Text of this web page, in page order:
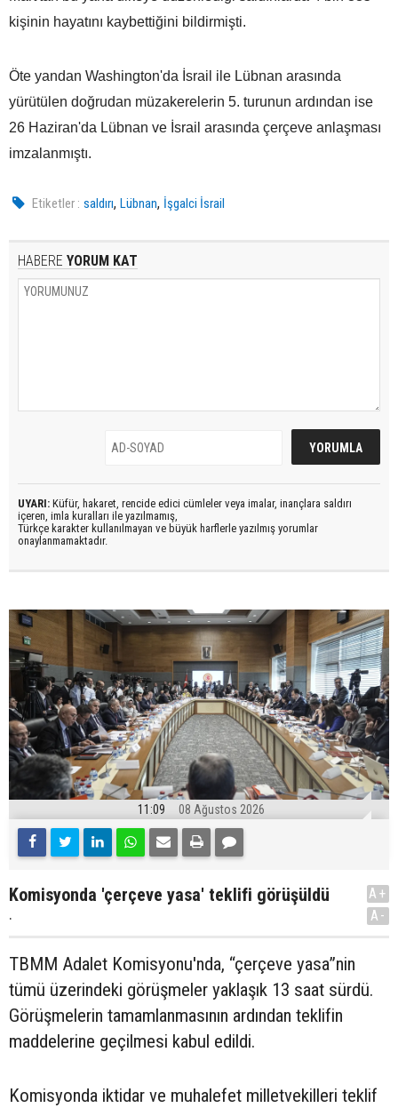
kişinin hayatını kaybettiğini bildirmişti.
Öte yandan Washington'da İsrail ile Lübnan arasında
yürütülen doğrudan müzakerelerin 5. turunun ardından ise
26 Haziran'da Lübnan ve İsrail arasında çerçeve anlaşması
imzalanmıştı.
Etiketler : saldırı,Lübnan, İşgalci İsrail
HABERE YORUM KAT
UYARI: Küfür, hakaret, rencide edici cümleler veya imalar, inançlara saldırı
içeren, imla kuralları ile yazılmamış,
Türkçe karakter kullanılmayan ve büyük harflerle yazılmış yorumlar
onaylanmamaktadır.
11:09 08 Ağustos 2026
Komisyonda 'çerçeve yasa' teklifi görüşüldü
.
A+
A-
TBMM Adalet Komisyonu'nda, “çerçeve yasa”nin
tümü üzerindeki görüşmeler yaklaşık 13 saat sürdü.
Görüşmelerin tamamlanmasının ardından teklifin
maddelerine geçilmesi kabul edildi.
Komisyonda iktidar ve muhalefet milletvekilleri teklif